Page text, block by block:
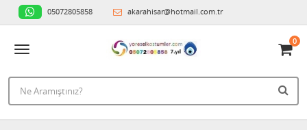
05072805858 akarahisar@hotmail.com.tr
0